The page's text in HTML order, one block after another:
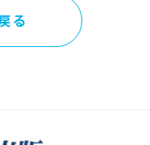
る